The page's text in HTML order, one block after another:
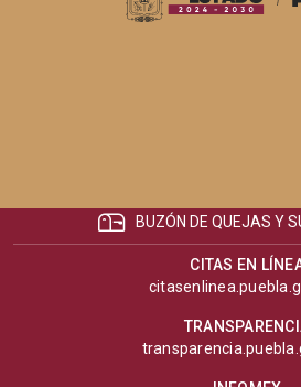
BUZÓN DE QUEJAS Y
CITAS EN